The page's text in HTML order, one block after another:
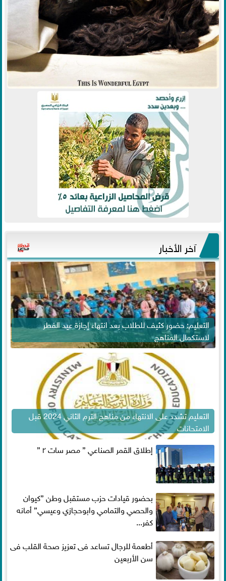
آخر الأخبار
التعليم: حضور كثيف للطلاب بعد انتهاء إجازة عيد الفطر
لاستكمال المناهج
التعليم تشدد على الانتهاء من مناهج الترم الثاني 2024 قبل
الامتحانات
إطلاق القمر الصناعي ” مصر سات ٢ ”
بحضور قيادات حزب مستقبل وطن ”كيوان
والحصي والتمامي وابوحجازي وعيسي” أمانه
كفر...
أطعمة للرجال تساعد فى تعزيز صحة القلب فى
سن الأربعين